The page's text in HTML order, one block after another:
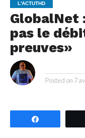
L'ACTUTHD
GlobalNet
pas le
preuves»
Posted on 7